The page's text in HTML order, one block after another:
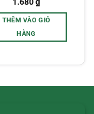
1.680₫
THÊM VÀO GIỎ
HÀNG